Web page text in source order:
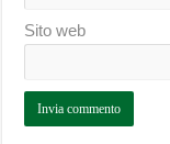
Sito web